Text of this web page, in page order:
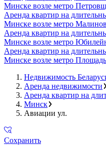
Минске возле метро
Аренда квартир на
Минске возле метро
Аренда квартир на
Минске возле метро
Аренда квартир на
Минске возле метро
Недвижимость
Аренда недвижимости
Аренда квартир на
Минск
Авиации ул.
Сохранить